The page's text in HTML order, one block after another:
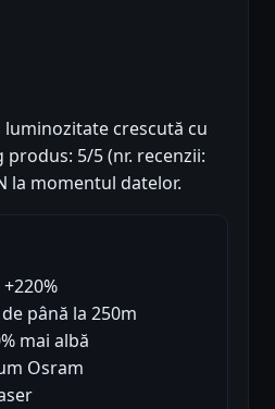
luminozitate crescută cu
produs: 5/5 (nr. recenzii:
la momentul datelor.
până la 250m
mai albă
Osram